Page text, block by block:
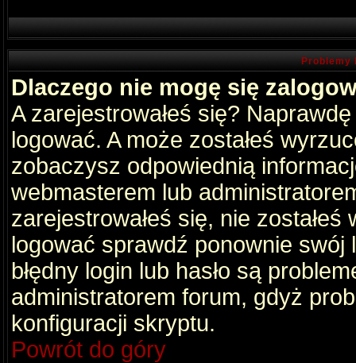
Problemy
Dlaczego nie mogę się
A zarejestrowałeś się?
logować. A może zostałeś
zobaczysz odpowiednią
webmasterem lub
zarejestrowałeś się, nie
logować sprawdź ponownie swój
błędny login lub hasło są
administratorem forum, gdyż
konfiguracji skryptu.
Powrót do góry